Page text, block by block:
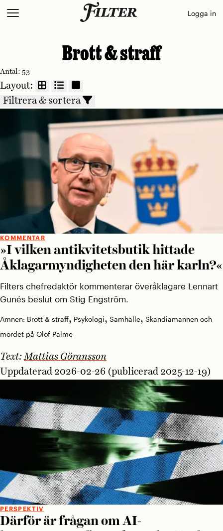
Skip
Logga in
Brott & straff
Antal: 53
Layout:
Filtrera & sortera
KOMMENTAR
»I vilken antikvitets­butik hittade
Åklagar­myndigheten den här karln?«
Filters chefredaktör kommenterar överåklagare Lennart
Gunés beslut om Stig Engström.
Ämnen: Brott & straff, Psykologi, Samhälle, Skandiamannen och
mordet på Olof Palme
Text: Mattias Göransson
Uppdaterad 2026-02-26 (publicerad 2025-12-19)
PERSPEKTIV
Därför är frågan om AI-